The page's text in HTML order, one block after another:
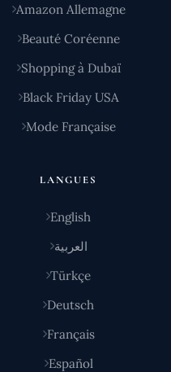
Amazon Allemagne
Beauté Coréenne
Shopping à Dubaï
Black Friday USA
Mode Française
LANGUES
English
العربية
Türkçe
Deutsch
Français
Español